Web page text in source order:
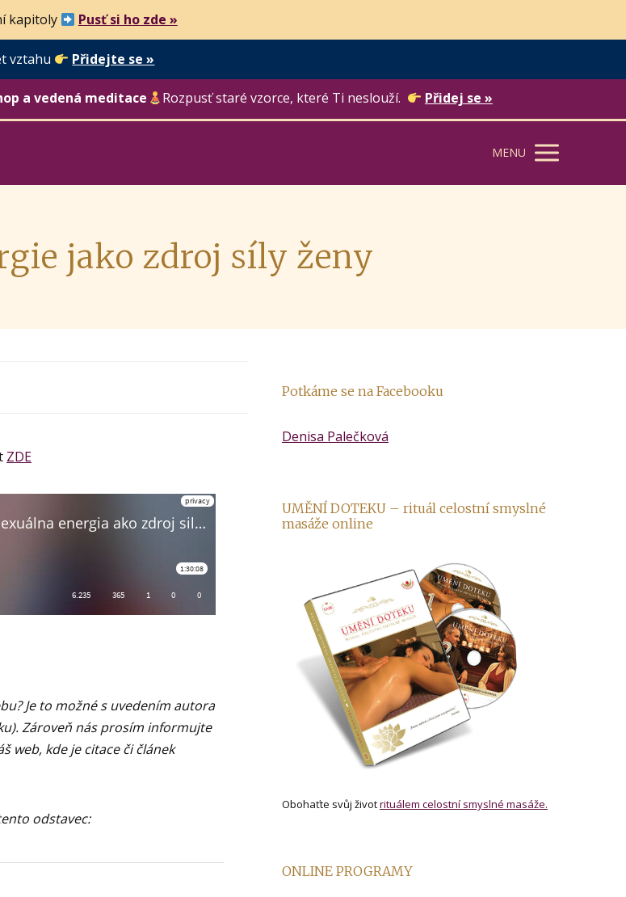
kapitoly Pusť si ho zde »
vztahu Přidejte se »
a vedená meditace Rozpusť staré vzorce, které Ti neslouží. Přidej se »
MENU
jako zdroj síly ženy
ZDE
Je to možné s uvedením autora
Zároveň nás prosím informujte
web, kde je citace či článek
odstavec:
Potkáme se na Facebooku
Denisa Palečková
UMĚNÍ DOTEKU – rituál celostní smyslné
masáže online
Obohaťte svůj životrituálem celostní smyslné masáže.
ONLINE PROGRAMY